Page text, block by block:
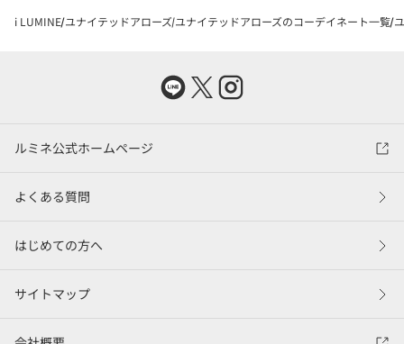
i LUMINE ユナイテッドアローズ ユナイテッドアローズのコーデイネート一覧
ルミネ公式ホームページ
よくある質問
はじめての方へ
サイトマップ